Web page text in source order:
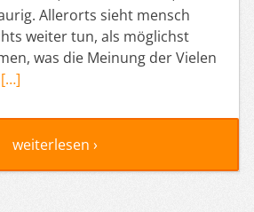
Allerorts sieht mensch
weiter tun, als möglichst
was die Meinung der Vielen
[…]
weiterlesen ›